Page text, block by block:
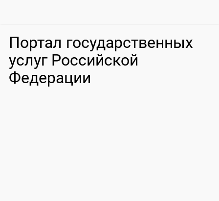
Портал государственных
услуг Российской
Федерации